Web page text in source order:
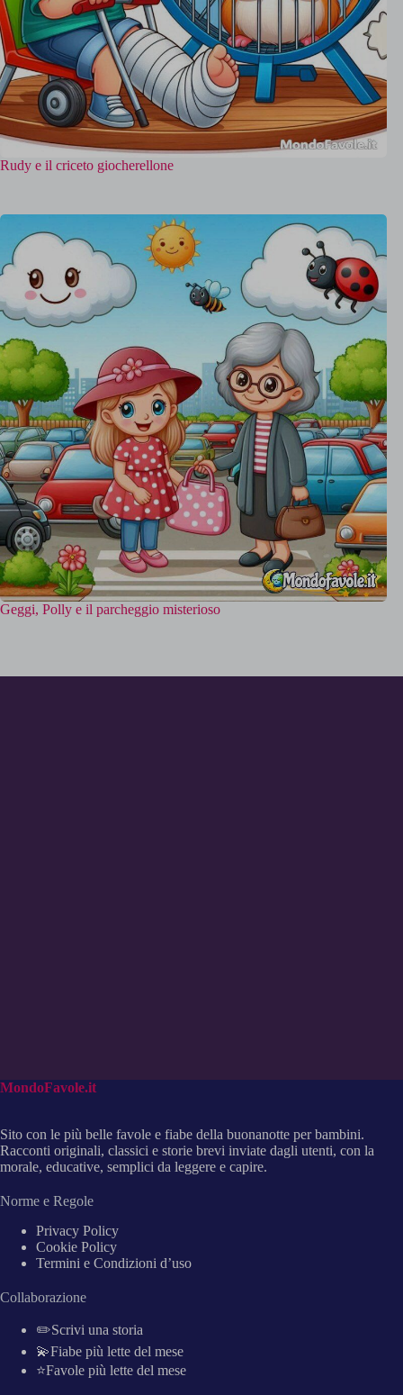
Rudy e il criceto giocherellone
Geggi, Polly e il parcheggio misterioso
MondoFavole.it
Sito con le più belle favole e fiabe della buonanotte per bambini.
Racconti originali, classici e storie brevi inviate dagli utenti, con la
morale, educative, semplici da leggere e capire.
Norme e Regole
Privacy Policy
Cookie Policy
Termini e Condizioni d’uso
Collaborazione
✏️Scrivi una storia
💫Fiabe più lette del mese
⭐Favole più lette del mese